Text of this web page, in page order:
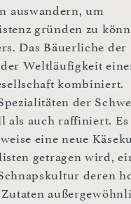
auswandern, um
gründen zu
Das Bäuerliche der
Weltläufigkeit
kombiniert.
der
als auch raffiniert. Es
eine neue
getragen wird,
deren